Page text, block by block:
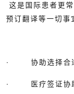
这是国际患者更
预订翻译等一切事
· 协助选择合适
· 医疗签证协